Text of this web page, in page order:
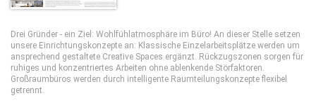
Drei Gründer - ein Ziel: Wohlfühlatmosphäre im Büro! An dieser Stelle setzen
unsere Einrichtungskonzepte an: Klassische Einzelarbeitsplätze werden um
ansprechend gestaltete Creative Spaces ergänzt. Rückzugszonen sorgen für
ruhiges und konzentriertes Arbeiten ohne ablenkende Störfaktoren.
Großraumbüros werden durch intelligente Raumteilungskonzepte flexibel
getrennt.